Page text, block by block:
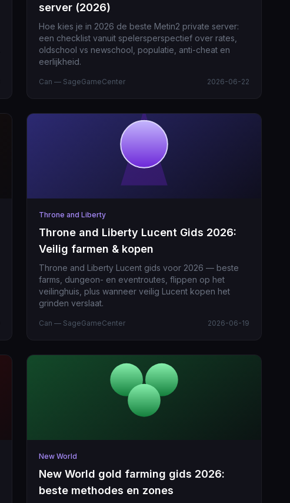
server (2026)
Hoe kies je in 2026 de beste Metin2 private server:
een checklist vanuit spelersperspectief over rates,
oldschool vs newschool, populatie, anti-cheat en
eerlijkheid.
Can — SageGameCenter 2026-06-22
Throne and Liberty
Throne and Liberty Lucent Gids 2026:
Veilig farmen & kopen
Throne and Liberty Lucent gids voor 2026 — beste
farms, dungeon- en eventroutes, flippen op het
veilinghuis, plus wanneer veilig Lucent kopen het
grinden verslaat.
Can — SageGameCenter 2026-06-19
New World
New World gold farming gids 2026:
beste methodes en zones